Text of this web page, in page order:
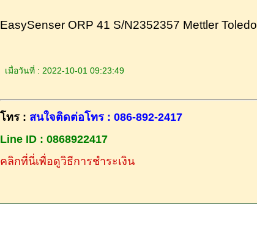
EasySenser ORP 41 S/N2352357 Mettler Toledo
เมื่อวันที่ : 2022-10-01 09:23:49
โทร : สนใจติดต่อโทร : 086-892-2417
Line ID : 0868922417
คลิกที่นี่เพื่อดูวิธีการชำระเงิน